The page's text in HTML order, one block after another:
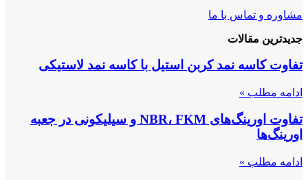
مشاوره و تماس با ما
جدیدترین مقالات
تفاوت کاسه نمد کربن استیل با کاسه نمد لاستیکی
ادامه مطلب »
تفاوت اورینگ‌های NBR، FKM و سیلیکونی در جعبه
اورینگ‌ها
ادامه مطلب »